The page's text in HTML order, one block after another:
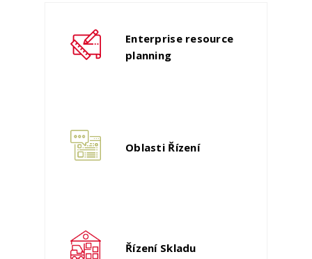
Enterprise resource
planning
Oblasti Řízení
Řízení Skladu